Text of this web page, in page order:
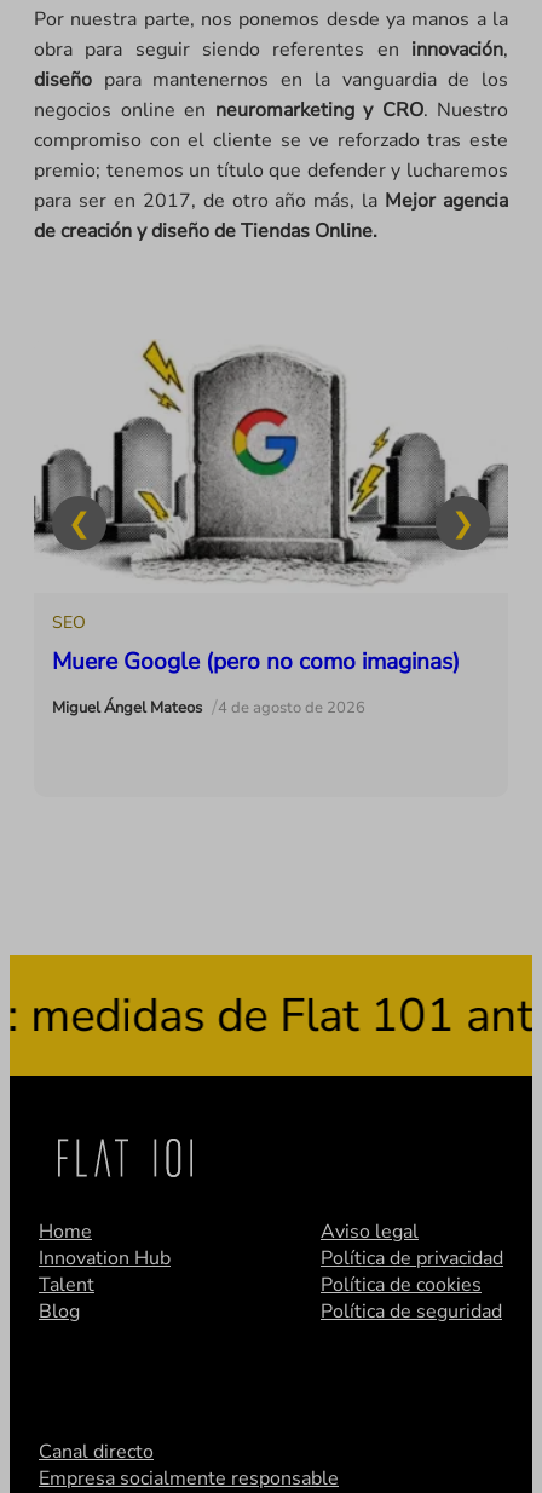
Por nuestra parte, nos ponemos desde ya manos a la
obra para seguir siendo referentes en innovación,
diseño para mantenernos en la vanguardia de los
negocios online en neuromarketing y CRO. Nuestro
compromiso con el cliente se ve reforzado tras este
premio; tenemos un título que defender y lucharemos
para ser en 2017, de otro año más, la Mejor agencia
de creación y diseño de Tiendas Online.
SEO
Muere Google (pero no como imaginas)
Miguel Ángel Mateos /4 de agosto de 2026
de Flat 101
Home
Innovation Hub
Talent
Blog
Aviso legal
Política de privacidad
Política de cookies
Política de seguridad
Canal directo
Empresa socialmente responsable